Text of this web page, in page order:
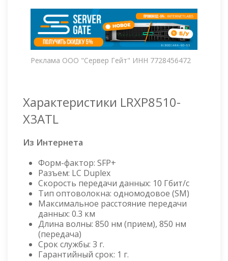
Реклама ООО "Сервер Гейт" ИНН 7728456472
Характеристики LRXP8510-
X3ATL
Из Интернета
Форм-фактор: SFP+
Разъем: LC Duplex
Скорость передачи данных: 10 Гбит/с
Тип оптоволокна: одномодовое (SM)
Максимальное расстояние передачи
данных: 0.3 км
Длина волны: 850 нм (прием), 850 нм
(передача)
Срок службы: 3 г.
Гарантийный срок: 1 г.